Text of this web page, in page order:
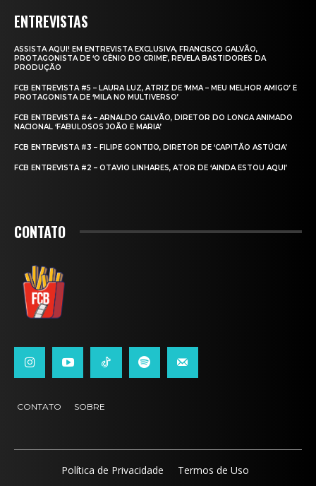
ENTREVISTAS
ASSISTA AQUI! EM ENTREVISTA EXCLUSIVA, FRANCISCO GALVÃO,
PROTAGONISTA DE ‘O GÊNIO DO CRIME’, REVELA BASTIDORES DA
PRODUÇÃO
FCB ENTREVISTA #5 – LAURA LUZ, ATRIZ DE ‘MMA – MEU MELHOR AMIGO’ E
PROTAGONISTA DE ‘MILA NO MULTIVERSO’
FCB ENTREVISTA #4 – ARNALDO GALVÃO, DIRETOR DO LONGA ANIMADO
NACIONAL ‘FABULOSOS JOÃO E MARIA’
FCB ENTREVISTA #3 – FILIPE GONTIJO, DIRETOR DE ‘CAPITÃO ASTÚCIA’
FCB ENTREVISTA #2 – OTAVIO LINHARES, ATOR DE ‘AINDA ESTOU AQUI’
CONTATO
CONTATO SOBRE
Política de Privacidade
Termos de Uso